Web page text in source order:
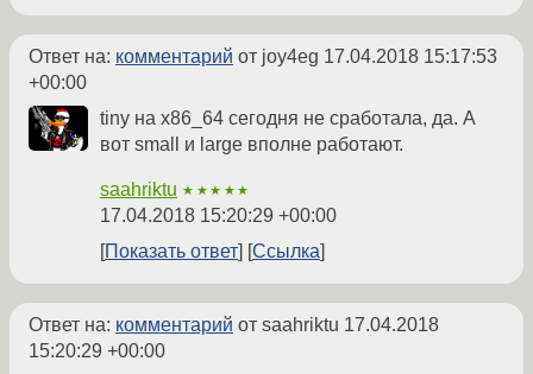
Ответ на: комментарий от joy4eg 17.04.2018 15:17:53
+00:00
tiny на x86_64 сегодня не сработала, да. А
вот small и large вполне работают.
saahriktu ★★★★★
17.04.2018 15:20:29 +00:00
Показать ответ
Ссылка
Ответ на: комментарий от saahriktu 17.04.2018
15:20:29 +00:00